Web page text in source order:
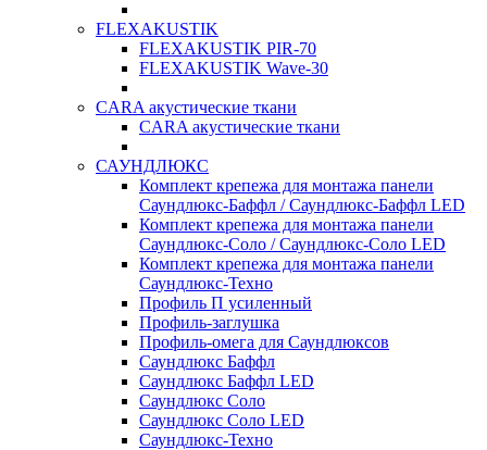
FLEXAKUSTIK
FLEXAKUSTIK PIR-70
FLEXAKUSTIK Wave-30
CARA акустические ткани
CARA акустические ткани
САУНДЛЮКС
Комплект крепежа для монтажа панели
Саундлюкс-Баффл / Саундлюкс-Баффл LED
Комплект крепежа для монтажа панели
Саундлюкс-Соло / Саундлюкс-Соло LED
Комплект крепежа для монтажа панели
Саундлюкс-Техно
Профиль П усиленный
Профиль-заглушка
Профиль-омега для Саундлюксов
Саундлюкс Баффл
Саундлюкс Баффл LED
Саундлюкс Соло
Саундлюкс Соло LED
Саундлюкс-Техно